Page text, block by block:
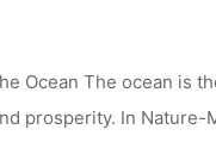
Ocean The ocean is
prosperity. In Nature-